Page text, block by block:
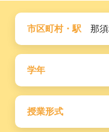
市区町村・駅 那
学年
授業形式